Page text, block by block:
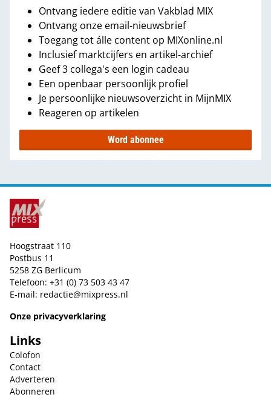
Ontvang iedere editie van Vakblad MIX
Ontvang onze email-nieuwsbrief
Toegang tot álle content op MIXonline.nl
Inclusief marktcijfers en artikel-archief
Geef 3 collega's een login cadeau
Een openbaar persoonlijk profiel
Je persoonlijke nieuwsoverzicht in MijnMIX
Reageren op artikelen
Word abonnee
Hoogstraat 110
Postbus 11
5258 ZG Berlicum
Telefoon: +31 (0) 73 503 43 47
E-mail: redactie@mixpress.nl
Onze privacyverklaring
Links
Colofon
Contact
Adverteren
Abonneren